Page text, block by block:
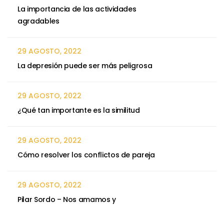
La importancia de las actividades
agradables
29 AGOSTO, 2022
La depresión puede ser más peligrosa
29 AGOSTO, 2022
¿Qué tan importante es la similitud
29 AGOSTO, 2022
Cómo resolver los conflictos de pareja
29 AGOSTO, 2022
Pilar Sordo – Nos amamos y